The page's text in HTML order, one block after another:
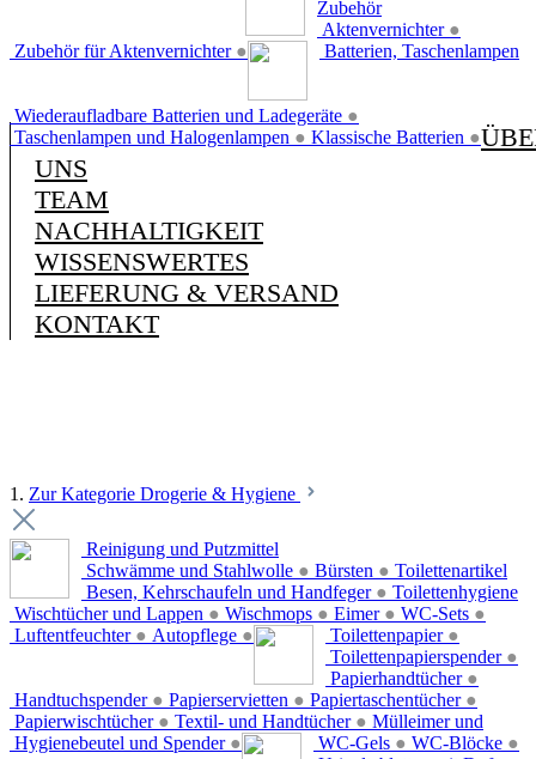
Zubehör
Aktenvernichter ●
Zubehör für Aktenvernichter ● Batterien, Taschenlampen
Wiederaufladbare Batterien und Ladegeräte ●
Taschenlampen und Halogenlampen ● Klassische Batterien ●
UNS
TEAM
NACHHALTIGKEIT
WISSENSWERTES
LIEFERUNG & VERSAND
KONTAKT
1. Zur Kategorie Drogerie & Hygiene
Reinigung und Putzmittel
Schwämme und Stahlwolle ● Bürsten ●
Besen, Kehrschaufeln und Handfeger ●
Wischtücher und Lappen ● Wischmops ● Eimer ● WC-Sets ●
Luftentfeuchter ● Autopflege ●
Toilettenartikel
Toilettenpapier ●
Toilettenpapierspender ●
Papierhandtücher ●
Handtuchspender ● Papierservietten ● Papiertaschentücher ●
Papierwischtücher ● Textil- und Handtücher ●
Hygienebeutel und Spender ●
Toilettenhygiene
WC-Gels ● WC-Blöcke ●
Mülleimer und